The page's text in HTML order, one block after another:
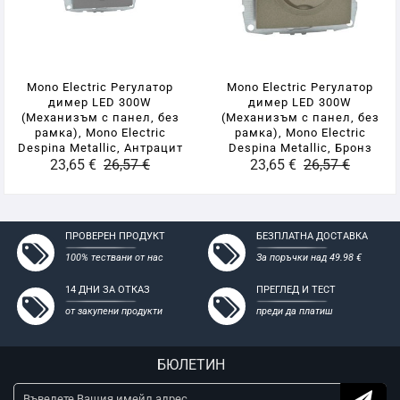
- Висококачествена ABS пластмаса
- Съвместими с всички стандартни конзоли за мазилка и
гипсокартон
Mono Electric Регулатор
димер LED 300W
(Механизъм с панел, без
рамка), Mono Electric
Despina Metallic, Антрацит
23,65 € 26,57 €
Mono Electric Регулатор
димер LED 300W
(Механизъм с панел, без
рамка), Mono Electric
Despina Metallic, Бронз
23,65 € 26,57 €
ПРОВЕРЕН ПРОДУКТ
100% тествани от нас
БЕЗПЛАТНА ДОСТАВКА
За поръчки над 49.98 €
14 ДНИ ЗА ОТКАЗ
от закупени продукти
ПРЕГЛЕД И ТЕСТ
преди да платиш
БЮЛЕТИН